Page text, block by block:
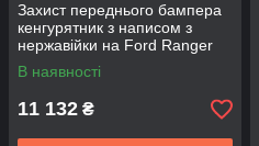
Захист переднього бампера
кенгурятник з написом з
нержавійки на Ford Ranger
2011-2015
В наявності
11 132 ₴